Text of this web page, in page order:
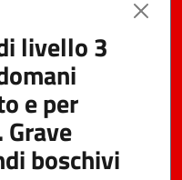
livello 3
e per
boschivi